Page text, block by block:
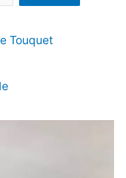
Touquet